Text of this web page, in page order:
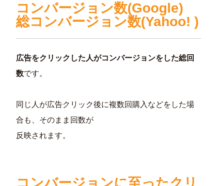
コンバージョン数(Google)
総コンバージョン数(Yahoo! )
広告をクリックした人がコンバージョンをした総回
数です。
同じ人が広告クリック後に複数回購入などをした場
合も、そのまま回数が
反映されます。
コンバージョンに至ったクリ